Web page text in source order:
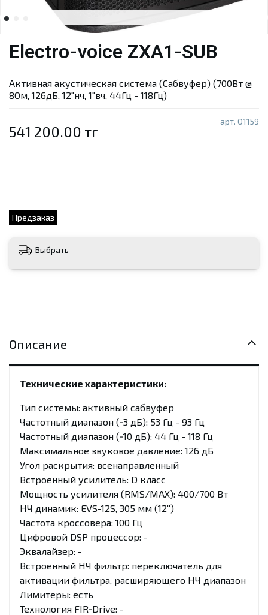
арт. 01159
Предзаказ
Electro-voice ZXA1-SUB
541 200.00 тг
Активная акустическая система (Сабвуфер) (700Вт @
8Ом, 126дБ, 12"нч, 1"вч, 44Гц - 118Гц)
Выбрать
Описание
Технические характеристики:
Тип системы: активный сабвуфер
Частотный диапазон (‑3 дБ): 53 Гц - 93 Гц
Частотный диапазон (‑10 дБ): 44 Гц - 118 Гц
Максимальное звуковое давление: 126 дБ
Угол раскрытия: всенаправленный
Встроенный усилитель: D класс
Мощность усилителя (RMS/MAX): 400/700 Вт
НЧ динамик: EVS-12S, 305 мм (12'')
Частота кроссовера: 100 Гц
Цифровой DSP процессор: -
Эквалайзер: -
Встроенный НЧ фильтр: переключатель для
активации фильтра, расширяющего НЧ диапазон
Лимитеры: есть
Технология FIR‑Drive: -